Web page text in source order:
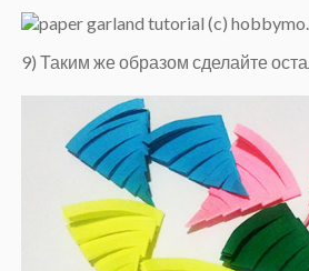
9) Таким же образом сделайте